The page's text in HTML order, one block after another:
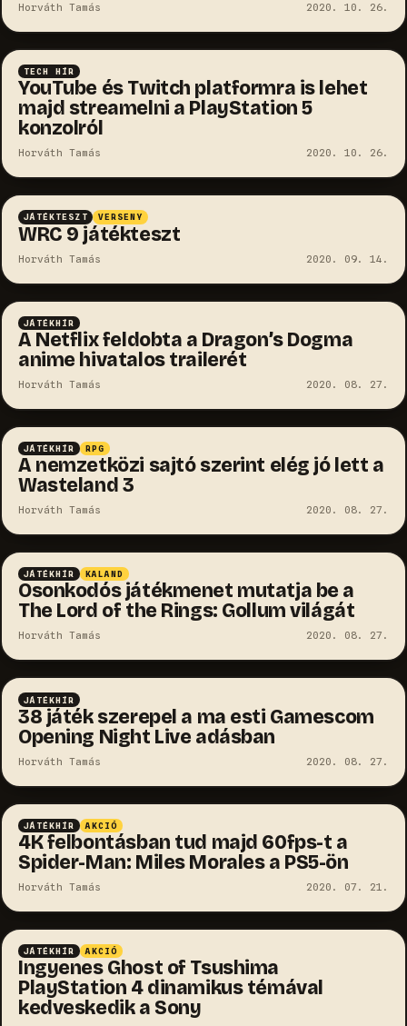
Horváth Tamás 2020. 10. 26.
TECH HÍR
YouTube és Twitch platformra is lehet
majd streamelni a PlayStation 5
konzolról
Horváth Tamás 2020. 10. 26.
JÁTÉKTESZT VERSENY
WRC 9 játékteszt
Horváth Tamás 2020. 09. 14.
JÁTÉKHÍR
A Netflix feldobta a Dragon’s Dogma
anime hivatalos trailerét
Horváth Tamás 2020. 08. 27.
JÁTÉKHÍR RPG
A nemzetközi sajtó szerint elég jó lett a
Wasteland 3
Horváth Tamás 2020. 08. 27.
JÁTÉKHÍR KALAND
Osonkodós játékmenet mutatja be a
The Lord of the Rings: Gollum világát
Horváth Tamás 2020. 08. 27.
JÁTÉKHÍR
38 játék szerepel a ma esti Gamescom
Opening Night Live adásban
Horváth Tamás 2020. 08. 27.
JÁTÉKHÍR AKCIÓ
4K felbontásban tud majd 60fps-t a
Spider-Man: Miles Morales a PS5-ön
Horváth Tamás 2020. 07. 21.
JÁTÉKHÍR AKCIÓ
Ingyenes Ghost of Tsushima
PlayStation 4 dinamikus témával
kedveskedik a Sony